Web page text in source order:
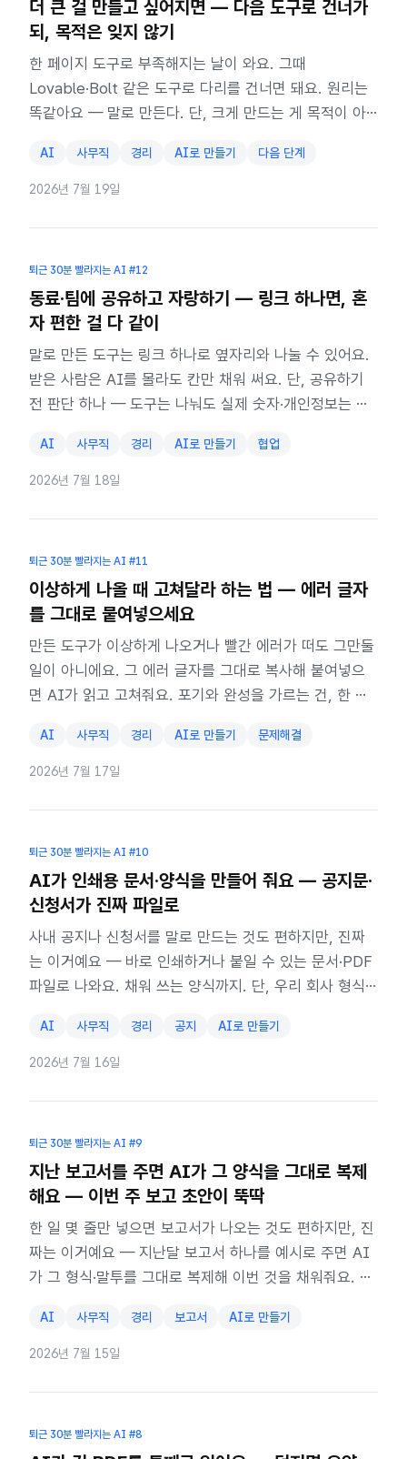
더 큰 걸 만들고 싶어지면 — 다음 도구로 건너가
되, 목적은 잊지 않기
한 페이지 도구로 부족해지는 날이 와요. 그때
Lovable·Bolt 같은 도구로 다리를 건너면 돼요. 원리는
똑같아요 — 말로 만든다. 단, 크게 만드는 게 목적이 아
AI 사무직 경리 AI로 만들기 다음 단계
2026년 7월 19일
퇴근 30분 빨라지는 AI #12
동료·팀에 공유하고 자랑하기 — 링크 하나면, 혼
자 편한 걸 다 같이
말로 만든 도구는 링크 하나로 옆자리와 나눌 수 있어요.
받은 사람은 AI를 몰라도 칸만 채워 써요. 단, 공유하기
전 판단 하나 — 도구는 나눠도 실제 숫자·개인정보는 빼
AI 사무직 경리 AI로 만들기 협업
2026년 7월 18일
퇴근 30분 빨라지는 AI #11
이상하게 나올 때 고쳐달라 하는 법 — 에러 글자
를 그대로 붙여넣으세요
만든 도구가 이상하게 나오거나 빨간 에러가 떠도 그만둘
일이 아니에요. 그 에러 글자를 그대로 복사해 붙여넣으
면 AI가 읽고 고쳐줘요. 포기와 완성을 가르는 건, 한 번
AI 사무직 경리 AI로 만들기 문제해결
2026년 7월 17일
퇴근 30분 빨라지는 AI #10
AI가 인쇄용 문서·양식을 만들어 줘요 — 공지문·
신청서가 진짜 파일로
사내 공지나 신청서를 말로 만드는 것도 편하지만, 진짜
는 이거예요 — 바로 인쇄하거나 붙일 수 있는 문서·PDF
파일로 나와요. 채워 쓰는 양식까지. 단, 우리 회사 형식
AI 사무직 경리 공지 AI로 만들기
2026년 7월 16일
퇴근 30분 빨라지는 AI #9
지난 보고서를 주면 AI가 그 양식을 그대로 복제
해요 — 이번 주 보고 초안이 뚝딱
한 일 몇 줄만 넣으면 보고서가 나오는 것도 편하지만, 진
짜는 이거예요 — 지난달 보고서 하나를 예시로 주면 AI
가 그 형식·말투를 그대로 복제해 이번 것을 채워줘요. 단,
AI 사무직 경리 보고서 AI로 만들기
2026년 7월 15일
퇴근 30분 빨라지는 AI #8